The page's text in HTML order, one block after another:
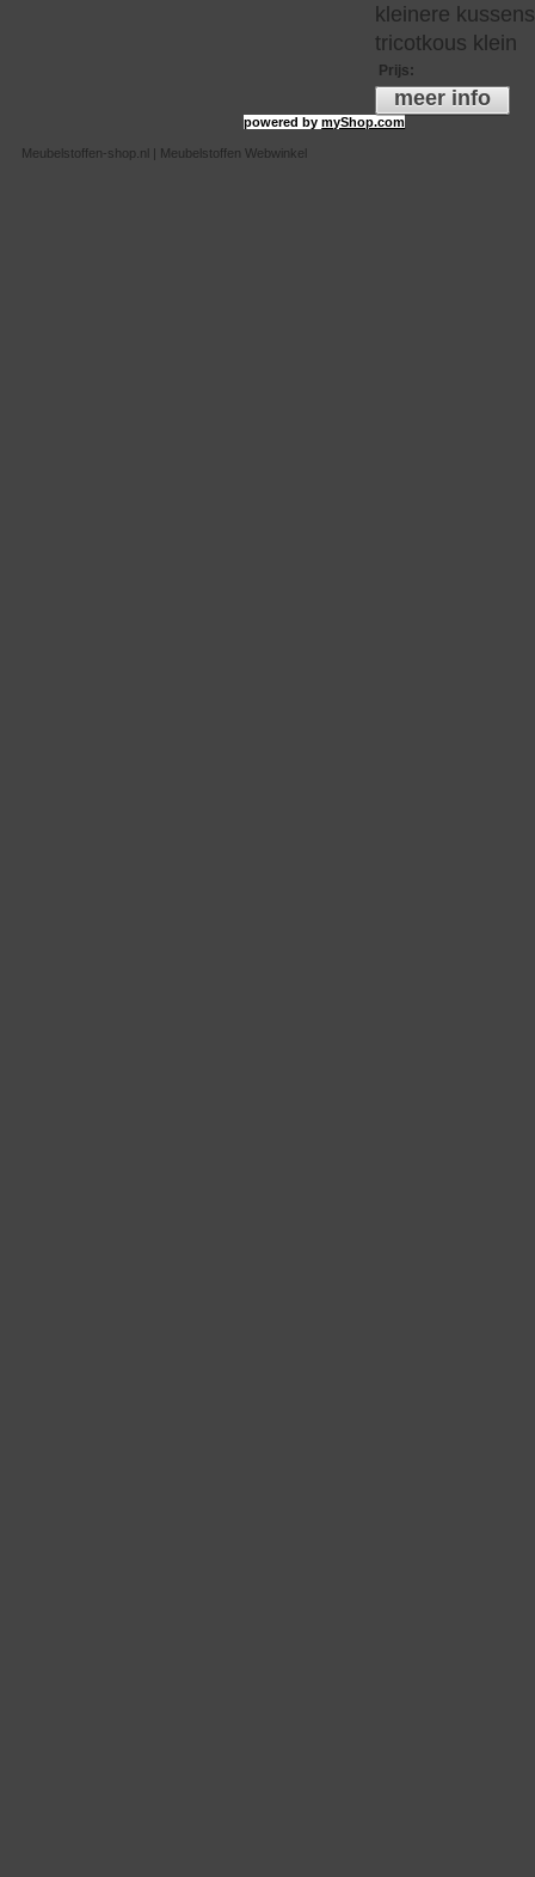
kleinere
tricotkous klein
Prijs:
meer info
powered bymyShop.com
Meubelstoffen-shop.nl | Meubelstoffen Webwinkel